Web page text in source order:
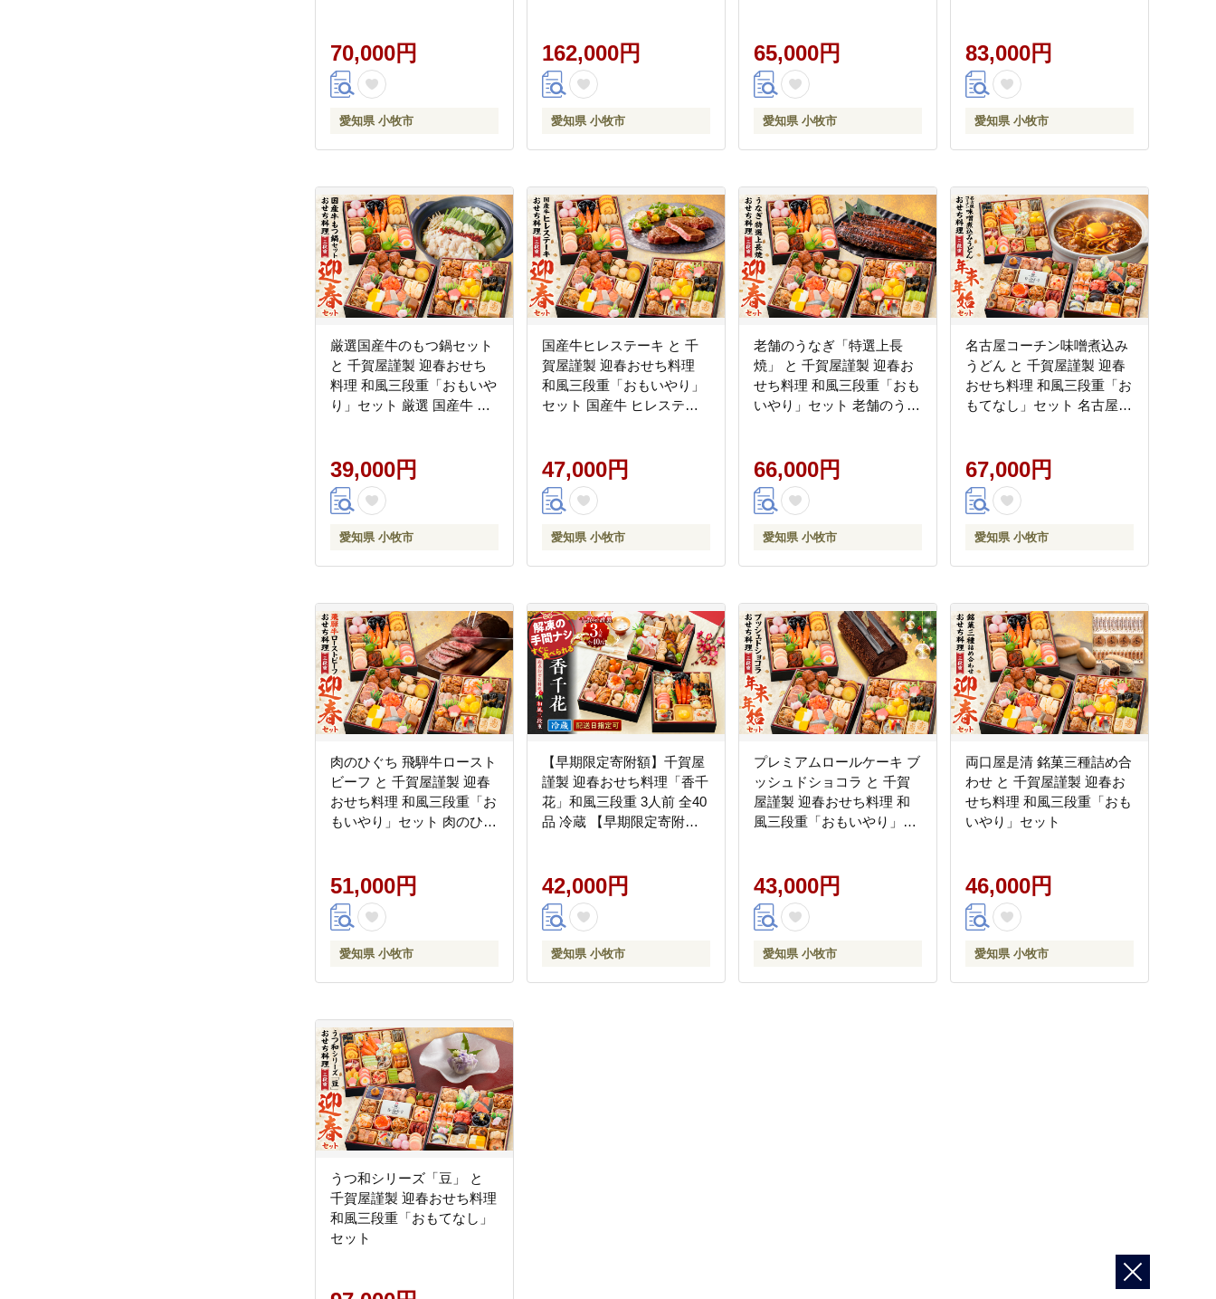
70,000円
愛知県 小牧市
お椀 漆器 漆塗り 漆 工芸品
伝統 尾州塗 食器 手作り セ
ット 冷蔵 全34品 正月 年末
せグルメ 愛知県 小牧市 送
料無料
162,000円
愛知県 小牧市
せち 人気 新春
65,000円
愛知県 小牧市
5人前 迎春セット 冷蔵おせ
ち 牛タン ホルモン 黒毛和
牛 カルビ 年末 年始 お取り
料
83,000円
愛知県 小牧市
厳選国産牛のもつ鍋セット
と 千賀屋謹製 迎春おせち
料理 和風三段重「おもいや
り」セット 厳選 国産牛 も
セット 千賀屋 おせち 2027
年 冷蔵おせち 全38品 3人前
伝統の味 お正月 年末 年始
お取り寄せ 愛知県 小牧市
送料無料
39,000円
愛知県 小牧市
国産牛ヒレステーキ と 千
賀屋謹製 迎春おせち料理
和風三段重「おもいやり」
セット 国産牛 ヒレステー
賀屋 おせち 2027年 冷蔵お
せち 全38品 3人前 伝統の味
お正月 年末 年始 宴席 縁起
せ 愛知県 小牧市 送料無料
47,000円
愛知県 小牧市
老舗のうなぎ「特選上長
焼」 と 千賀屋謹製 迎春お
せち料理 和風三段重「おも
いやり」セット 老舗のうな
り セット 千賀屋 おせち
2027年 冷蔵おせち 全38品
3人前 伝統の味 お正月 年末
伝のタレ お取り寄せ 愛知
県 小牧市 送料無料
66,000円
愛知県 小牧市
名古屋コーチン味噌煮込み
うどん と 千賀屋謹製 迎春
おせち料理 和風三段重「お
もてなし」セット 名古屋コ
重 おもてなし セット 千賀
屋 おせち 2027年 冷蔵おせ
ち 全58品 4人前 5人前 伝統
縁起物 地鶏 鶏肉 お取り寄
せ 愛知県 小牧市 送料無料
67,000円
愛知県 小牧市
肉のひぐち 飛騨牛ロースト
ビーフ と 千賀屋謹製 迎春
おせち料理 和風三段重「お
もいやり」セット 肉のひぐ
理 和風 三段重 おもいやり
セット 3人前 迎春セット 千
賀屋謹製 冷蔵おせち 和牛
牛 お取り寄せ お取り寄せ
グルメ 愛知県 小牧市 送料
51,000円
愛知県 小牧市
【早期限定寄附額】千賀屋
謹製 迎春おせち料理「香千
花」和風三段重 3人前 全40
品 冷蔵 【早期限定寄附
千賀屋 おせち 6.5寸 年末配
送 年内配送 2027年 縁起物
祝箸付 迎春おせち 和風お
ち お正月 お取り寄せ 愛知
県 小牧市 送料無料
42,000円
愛知県 小牧市
プレミアムロールケーキ ブ
ッシュドショコラ と 千賀
屋謹製 迎春おせち料理 和
風三段重「おもいやり」セ
43,000円
愛知県 小牧市
両口屋是清 銘菓三種詰め合
わせ と 千賀屋謹製 迎春お
せち料理 和風三段重「おも
いやり」セット
46,000円
愛知県 小牧市
うつ和シリーズ「豆」 と
千賀屋謹製 迎春おせち料理
和風三段重「おもてなし」
セット